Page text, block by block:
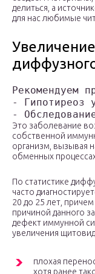
делиться, а
для нас любимые
Рекомендуем
- Гипотиреоз
Это заболевание
собственной
организм, вызывая
обменных
По статистике
часто
20 до 25 лет,
причиной данного
дефект иммунной
увеличения
плохая
хотя ранее